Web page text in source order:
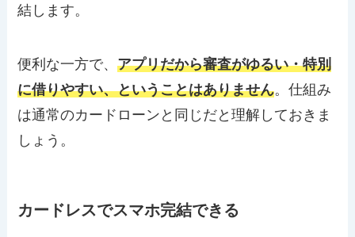
結します。
便利な一方で、アプリだから審査がゆるい・特別
に借りやすい、ということはありません。仕組み
は通常のカードローンと同じだと理解しておきま
しょう。
カードレスでスマホ完結できる